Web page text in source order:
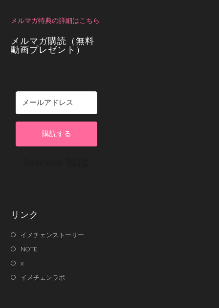
メルマガ特典の詳細はこちら
メルマガ購読（無料
動画プレゼント）
購読する
リンク
イメチェンストーリー
NOTE
x
イメチェンラボ